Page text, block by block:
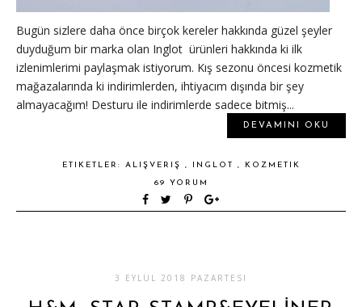
Bugün sizlere daha önce birçok kereler hakkında güzel şeyler
duyduğum bir marka olan Inglot ürünleri hakkında ki ilk
izlenimlerimi paylaşmak istiyorum. Kış sezonu öncesi kozmetik
mağazalarında ki indirimlerden, ihtiyacım dışında bir şey
almayacağım! Desturu ile indirimlerde sadece bitmiş...
DEVAMINI OKU
ETIKETLER: ALIŞVERIŞ , INGLOT ,
KOZMETIK
69 YORUM
3 EYLÜL 2018 PAZARTESI